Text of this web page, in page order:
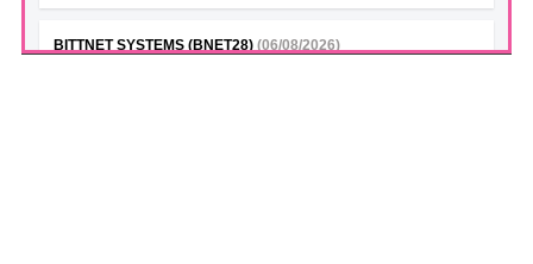
BITTNET SYSTEMS (BNET28) (06/08/2026)